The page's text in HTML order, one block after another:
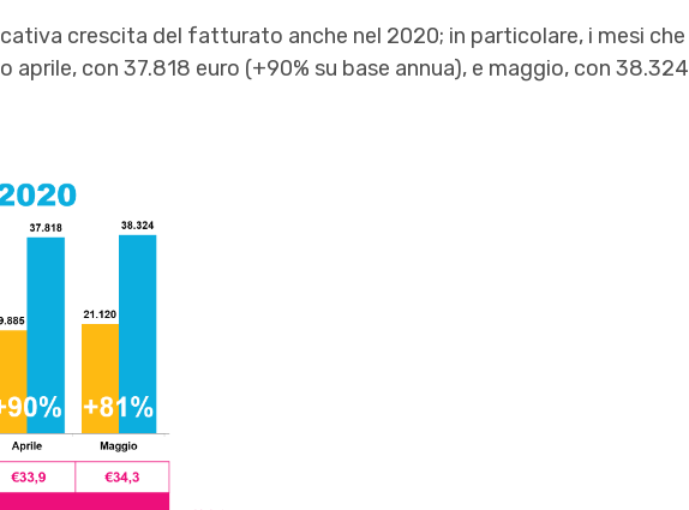
crescita del fatturato anche nel 2020; in particolare, i mesi che
con 37.818 euro (+90% su base annua), e maggio, con 38.324